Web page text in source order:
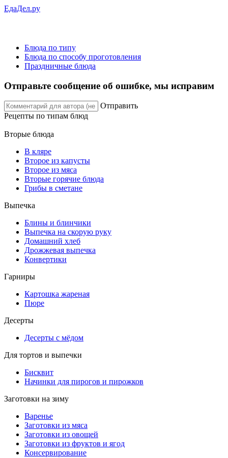
ЕдаДел.ру
Блюда по типу
Блюда по способу проготовления
Праздничные блюда
Отправьте сообщение об ошибке, мы исправим
Отправить
Рецепты по типам блюд
Вторые блюда
В кляре
Второе из капусты
Второе из мяса
Вторые горячие блюда
Грибы в сметане
Выпечка
Блины и блинчики
Выпечка на скорую руку
Домашний хлеб
Дрожжевая выпечка
Конвертики
Гарниры
Картошка жареная
Пюре
Десерты
Десерты с мёдом
Для тортов и выпечки
Бисквит
Начинки для пирогов и пирожков
Заготовки на зиму
Варенье
Заготовки из мяса
Заготовки из овощей
Заготовки из фруктов и ягод
Консервирование